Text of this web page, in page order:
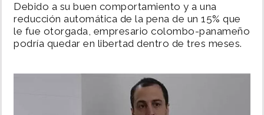
NACIONAL
POLÍTICA
Debido a su buen comportamiento y a una
reducción automática de la pena de un 15% que
le fue otorgada, empresario colombo-panameño
podría quedar en libertad dentro de tres meses.